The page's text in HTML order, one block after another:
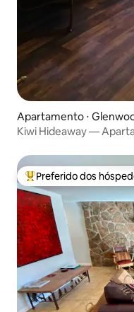
Apartamento ⋅
Kiwi Hideaway —
Entre os melhores
Preferido dos